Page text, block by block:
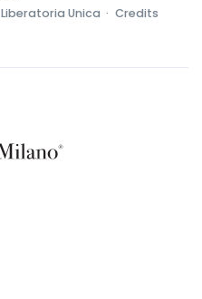
Liberatoria Unica · Credits